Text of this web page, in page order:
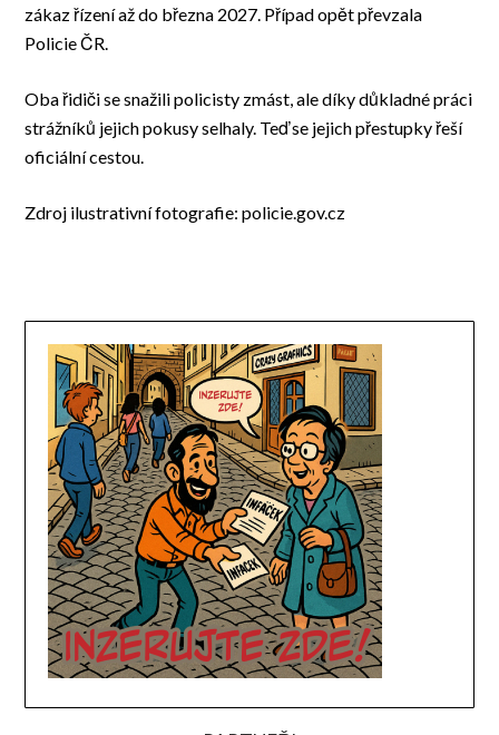
zákaz řízení až do března 2027. Případ opět převzala
Policie ČR.
Oba řidiči se snažili policisty zmást, ale díky důkladné práci
strážníků jejich pokusy selhaly. Teď se jejich přestupky řeší
oficiální cestou.
Zdroj ilustrativní fotografie: policie.gov.cz